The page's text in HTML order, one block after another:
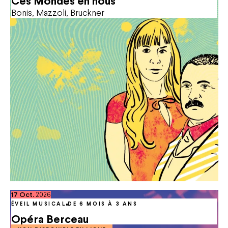
Bonis, Mazzoli, Bruckner
Opéra Berceau
ÉVEIL MUSICAL DE 6 MOIS À 3 ANS
17 octobre
Oct. 2026
Location d'espaces
FAQ